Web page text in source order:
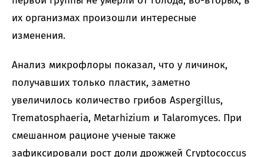
их организмах произошли интересные
изменения.
Анализ микрофлоры показал, что у личинок,
получавших только пластик, заметно
увеличилось количество грибов Aspergillus,
Trematosphaeria, Metarhizium и Talaromyces. При
смешанном рационе ученые также
зафиксировали рост доли дрожжей Cryptococcus